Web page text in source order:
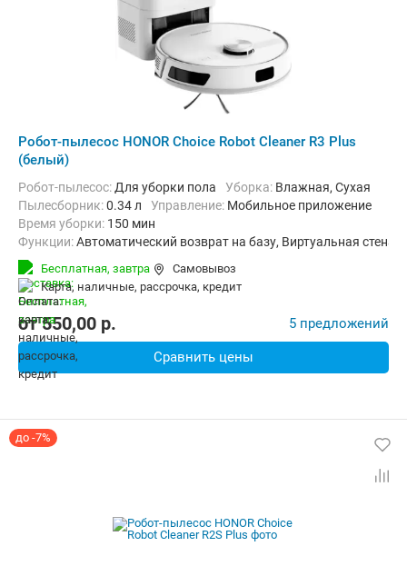
Робот-пылесос HONOR Choice Robot Cleaner R3 Plus
(белый)
Робот-пылесос: Для уборки пола Уборка: Влажная, Сухая
пылесборник:0.34 л Управление: Мобильное приложение
Время уборки: 150 мин
Функции:Автоматический возврат на базу, Виртуальная
Бесплатная, завтра
Самовывоз
карта, наличные, рассрочка, кредит
от550,00 p. 5 предложений
Сравнить цены
до -7%